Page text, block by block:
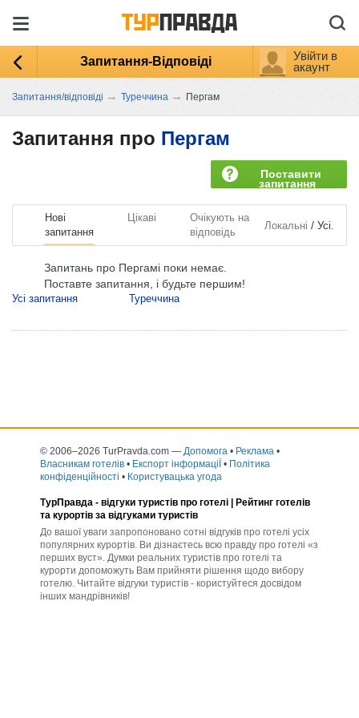
Запитання-Відповіді
Увійти в
акаунт
Запитання/відповіді → Туреччина → Пергам
Запитання про Пергам
Поставити
запитання
Нові
запитання
Цікаві
Очікують на
відповідь
Локальні / Усі.
Запитань про Пергамі поки немає.
Поставте запитання, і будьте першим!
Усі запитання Туреччина
© 2006–2026 TurPravda.com — Допомога • Реклама •
Власникам готелів • Експорт інформаціЇ • Політика
конфіденційності • Користувацька угода
ТурПравда - відгуки туристів про готелі | Рейтинг готелів
та курортів за відгуками туристів
До вашої уваги запропоновано сотні відгуків про готелі усіх
популярних курортів. Ви дізнаєтесь всю правду про готелі «з
перших вуст». Думки реальних туристів про готелі та
курорти допоможуть Вам прийняти рішення щодо вибору
готелю. Читайте відгуки туристів - користуйтеся досвідом
інших мандрівників!